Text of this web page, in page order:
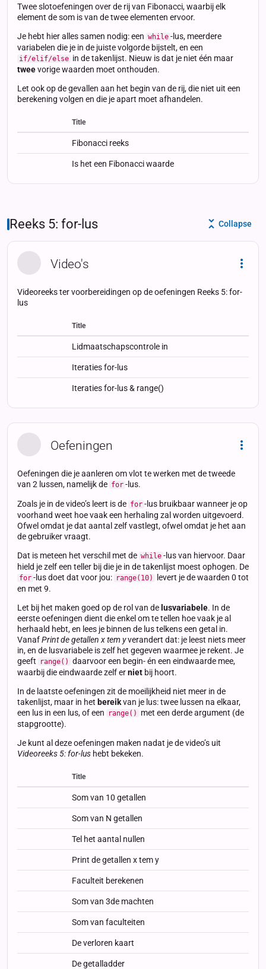
Twee slotoefeningen over de rij van Fibonacci, waarbij elk
element de som is van de twee elementen ervoor.
Je hebt hier alles samen nodig: een while -lus, meerdere
variabelen die je in de juiste volgorde bijstelt, en een
if/elif/else in de takenlijst. Nieuw is dat je niet één maar
tweevorige waarden moet onthouden.
Let ook op de gevallen aan het begin van de rij, die niet uit een
berekening volgen en die je apart moet afhandelen.
StatusStatus Type
Title
Fibonacci reeks
Is het een Fibonacci waarde
Reeks 5: for-lus Collapse
Video's
Videoreeks ter voorbereidingen op de oefeningen Reeks 5: for-
lus
StatusStatus Type
Title
Lidmaatschapscontrole in
Iteraties for-lus
Iteraties for-lus & range()
Oefeningen
Oefeningen die je aanleren om vlot te werken met de tweede
van 2 lussen, namelijk de for -lus.
Zoals je in de video’s leert is de for -lus bruikbaar wanneer je op
voorhand weet hoe vaak een herhaling zal worden uitgevoerd.
Ofwel omdat je dat aantal zelf vastlegt, ofwel omdat je het aan
de gebruiker vraagt.
Dat is meteen het verschil met de while -lus van hiervoor. Daar
hield je zelf een teller bij die je in de takenlijst moest ophogen. De
for -lus doet dat voor jou: range(10)
levert je de waarden 0 tot
en met 9.
Let bij het maken goed op de rol van delusvariabele. In de
eerste oefeningen dient die enkel om te tellen hoe vaak je al
herhaald hebt, en lees je binnen de lus telkens een getal in.
VanafPrint de getallen x tem yverandert dat: je leest niets meer
in, en de lusvariabele is zelf het gegeven waarmee je rekent. Je
geeft
range() daarvoor een begin- én een eindwaarde mee,
waarbij die eindwaarde zelf erniet bij hoort.
In de laatste oefeningen zit de moeilijkheid niet meer in de
takenlijst, maar in het bereikvan je lus: twee lussen na elkaar,
een lus in een lus, of een
range()
met een derde argument (de
stapgrootte).
Je kunt al deze oefeningen maken nadat je de video’s uit
Videoreeks 5: for-lus hebt bekeken.
StatusStatus Type
Title
Som van 10 getallen
Som van N getallen
Tel het aantal nullen
Print de getallen x tem y
Faculteit berekenen
Som van 3de machten
Som van faculteiten
De verloren kaart
De getalladder